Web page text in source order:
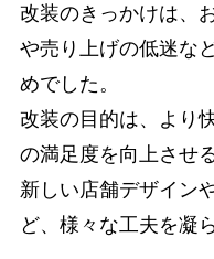
改装のきっかけは、
や売り上げの低迷な
めでした。
改装の目的は、より
の満足度を向上させ
新しい店舗デザイン
ど、様々な工夫を凝